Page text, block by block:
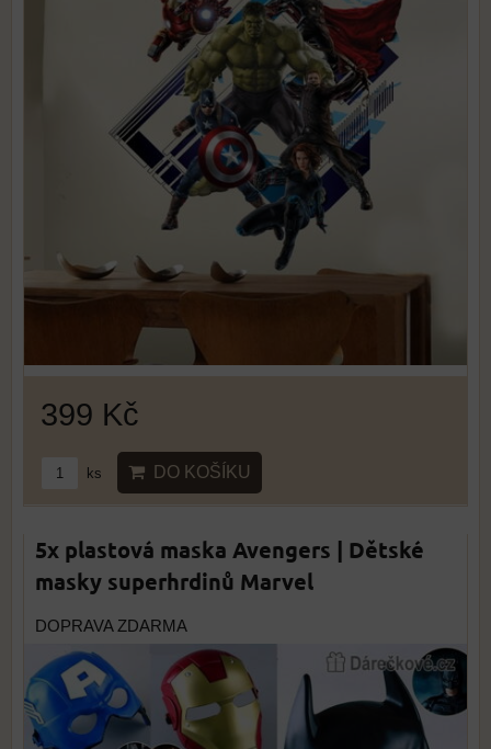
399 Kč
ks DO KOŠÍKU
5x plastová maska Avengers | Dětské
masky superhrdinů Marvel
DOPRAVA ZDARMA